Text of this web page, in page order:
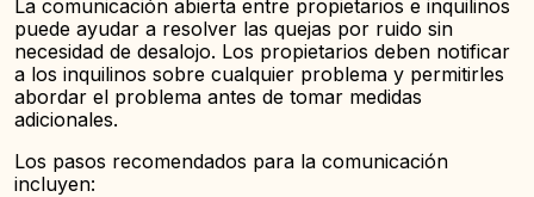
La comunicación abierta entre propietarios e inquilinos
puede ayudar a resolver las quejas por ruido sin
necesidad de desalojo. Los propietarios deben notificar
a los inquilinos sobre cualquier problema y permitirles
abordar el problema antes de tomar medidas
adicionales.
Los pasos recomendados para la comunicación
incluyen: